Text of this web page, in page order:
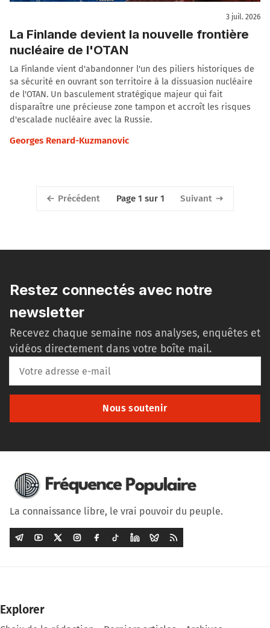
3 juil. 2026
La Finlande devient la nouvelle frontière
nucléaire de l'OTAN
La Finlande vient d'abandonner l'un des piliers historiques de
sa sécurité en ouvrant son territoire à la dissuasion nucléaire
de l'OTAN. Un basculement stratégique majeur qui fait
disparaître une précieuse zone tampon et accroît les risques
d'escalade nucléaire avec la Russie.
Georges Renard-Kuzmanovic
Précédent Page 1 sur 1 Suivant
Restez connectés avec notre
newsletter
Recevez chaque semaine nos analyses, enquêtes et
vidéos directement dans votre boîte mail.
Nous soutenir
La connaissance libre, le vrai pouvoir du peuple.
Explorer